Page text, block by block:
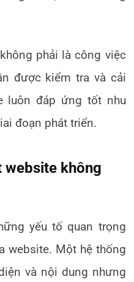
phải là công việc
được kiểm tra và cải
luôn đáp ứng tốt nhu
đoạn phát triển.
website không
yếu tố quan trọng
website. Một hệ thống
và nội dung nhưng